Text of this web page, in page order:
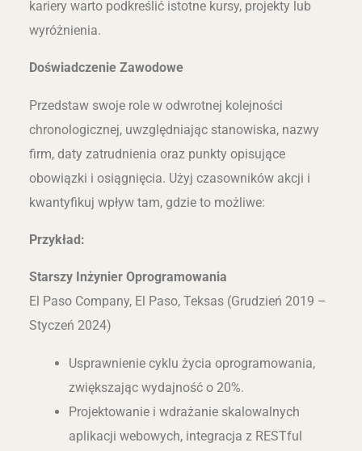
kariery warto podkreślić istotne kursy, projekty lub
wyróżnienia.
Doświadczenie Zawodowe
Przedstaw swoje role w odwrotnej kolejności
chronologicznej, uwzględniając stanowiska, nazwy
firm, daty zatrudnienia oraz punkty opisujące
obowiązki i osiągnięcia. Użyj czasowników akcji i
kwantyfikuj wpływ tam, gdzie to możliwe:
Przykład:
Starszy Inżynier Oprogramowania
El Paso Company, El Paso, Teksas (Grudzień 2019 –
Styczeń 2024)
Usprawnienie cyklu życia oprogramowania,
zwiększając wydajność o 20%.
Projektowanie i wdrażanie skalowalnych
aplikacji webowych, integracja z RESTful